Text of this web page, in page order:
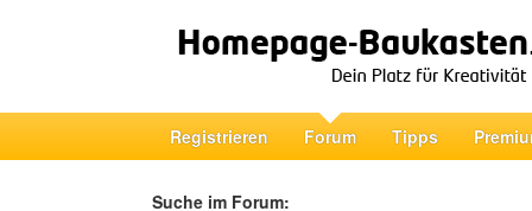
Registrieren Forum Tipps
Suche im Forum: